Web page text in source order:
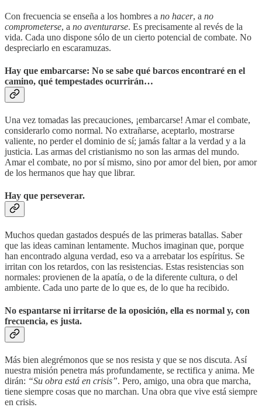
Con frecuencia se enseña a los hombres a no hacer, a no
comprometerse, a no aventurarse. Es precisamente al revés de la
vida. Cada uno dispone sólo de un cierto potencial de combate. No
despreciarlo en escaramuzas.
Hay que embarcarse: No se sabe qué barcos encontraré en el
camino, qué tempestades ocurrirán…
Una vez tomadas las precauciones, ¡embarcarse! Amar el combate,
considerarlo como normal. No extrañarse, aceptarlo, mostrarse
valiente, no perder el dominio de sí; jamás faltar a la verdad y a la
justicia. Las armas del cristianismo no son las armas del mundo.
Amar el combate, no por sí mismo, sino por amor del bien, por amor
de los hermanos que hay que librar.
Hay que perseverar.
Muchos quedan gastados después de las primeras batallas. Saber
que las ideas caminan lentamente. Muchos imaginan que, porque
han encontrado alguna verdad, eso va a arrebatar los espíritus. Se
irritan con los retardos, con las resistencias. Estas resistencias son
normales: provienen de la apatía, o de la diferente cultura, o del
ambiente. Cada uno parte de lo que es, de lo que ha recibido.
No espantarse ni irritarse de la oposición, ella es normal y, con
frecuencia, es justa.
Más bien alegrémonos que se nos resista y que se nos discuta. Así
nuestra misión penetra más profundamente, se rectifica y anima. Me
dirán: “Su obra está en crisis”. Pero, amigo, una obra que marcha,
tiene siempre cosas que no marchan. Una obra que vive está siempre
en crisis.